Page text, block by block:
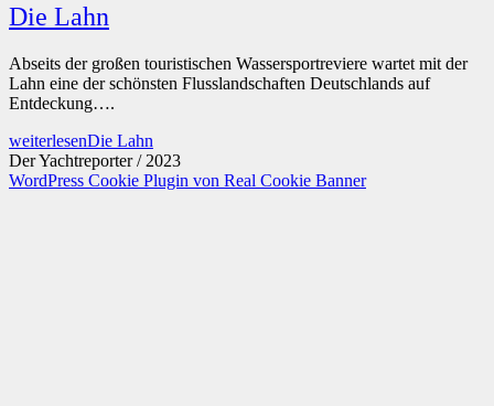
Die Lahn
Abseits der großen touristischen Wassersportreviere wartet mit der
Lahn eine der schönsten Flusslandschaften Deutschlands auf
Entdeckung….
weiterlesenDie Lahn
Der Yachtreporter / 2023
WordPress Cookie Plugin von Real Cookie Banner